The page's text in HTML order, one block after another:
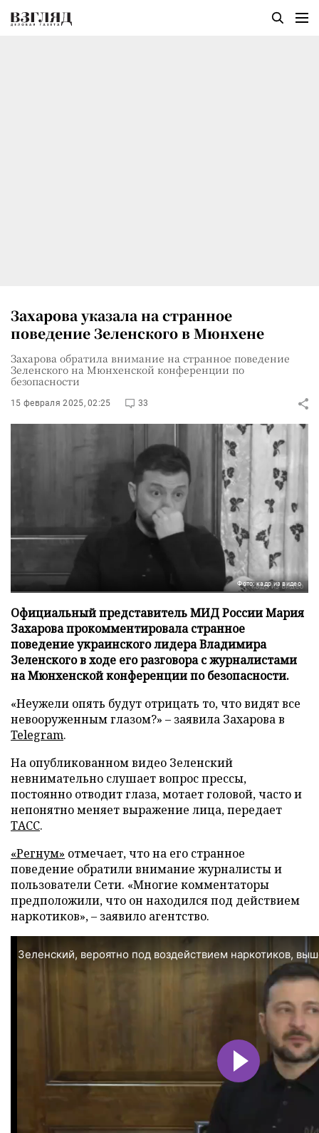
Захарова указала на странное
поведение Зеленского в Мюнхене
Захарова обратила внимание на странное поведение
Зеленского на Мюнхенской конференции по
безопасности
15 февраля 2025, 02:25 33
Фото: кадр из видео
Официальный представитель МИД России Мария
Захарова прокомментировала странное
поведение украинского лидера Владимира
Зеленского в ходе его разговора с журналистами
на Мюнхенской конференции по безопасности.
«Неужели опять будут отрицать то, что видят все
невооруженным глазом?» – заявила Захарова в
Telegram.
На опубликованном видео Зеленский
невнимательно слушает вопрос прессы,
постоянно отводит глаза, мотает головой, часто и
непонятно меняет выражение лица, передает
ТАСС.
«Регнум» отмечает, что на его странное
поведение обратили внимание журналисты и
пользователи Сети. «Многие комментаторы
предположили, что он находился под действием
наркотиков», – заявило агентство.